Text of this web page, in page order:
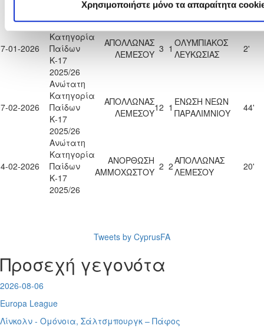
Χρησιμοποιήστε μόνο τα απαραίτητα
01-2026
Ανώτατη
Κατηγορία
Παίδων
Κ-17
2025/26
ΑΠΟΛΛΩΝΑΣ
ΛΕΜΕΣΟΥ 3 1 ΟΛΥΜΠΙΑΚΟΣ
ΛΕΥΚΩΣΙΑΣ
2'
02-2026
Ανώτατη
Κατηγορία
Παίδων
Κ-17
2025/26
ΑΠΟΛΛΩΝΑΣ
ΛΕΜΕΣΟΥ12 1 ΕΝΩΣΗ ΝΕΩΝ
ΠΑΡΑΛΙΜΝΙΟΥ
44'
02-2026
Ανώτατη
Κατηγορία
Παίδων
Κ-17
2025/26
ΑΝΟΡΘΩΣΗ
ΑΜΜΟΧΩΣΤΟΥ 2 2ΑΠΟΛΛΩΝΑΣ
ΛΕΜΕΣΟΥ
20'
Tweets by CyprusFA
Προσεχή γεγονότα
2026-08-06
Europa League
Λίνκολν - Ομόνοια, Σάλτσμπουργκ – Πάφος